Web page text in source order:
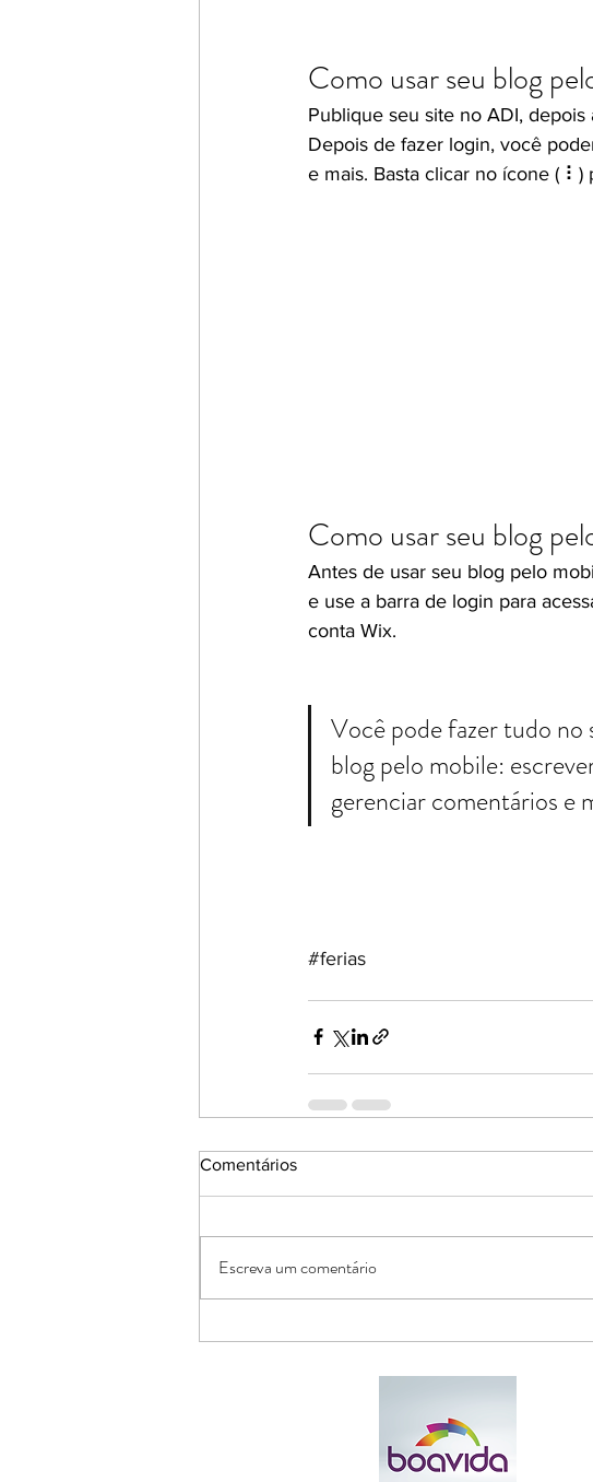
Como usar seu blog
Publique seu site no ADI,
Depois de fazer login, você
e mais. Basta clicar no ícone (
Como usar seu blog
Antes de usar seu blog pelo
e use a barra de login para
conta Wix.
Você pode fazer tudo no
blog pelo mobile:
gerenciar comentários e
#ferias
Comentários
Escreva um comentário